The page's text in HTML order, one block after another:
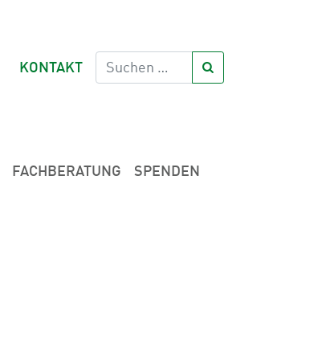
KONTAKT
FACHBERATUNG SPENDEN